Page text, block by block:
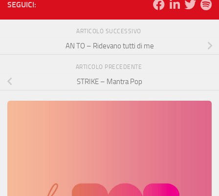
SEGUICI:
ARTICOLO SUCCESSIVO
AN TO – Ridevano tutti di me
ARTICOLO PRECEDENTE
STRIKE – Mantra Pop